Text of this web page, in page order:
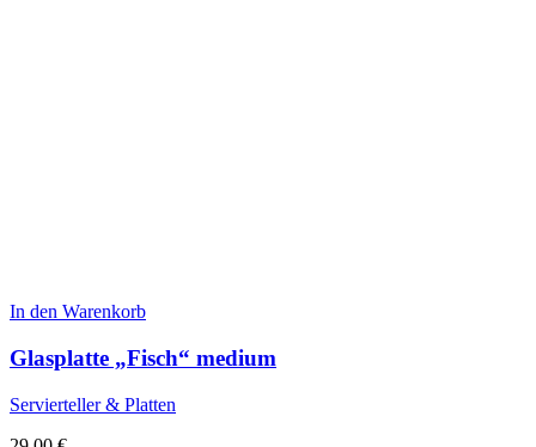
In den Warenkorb
Glasplatte „Fisch“ medium
Servierteller & Platten